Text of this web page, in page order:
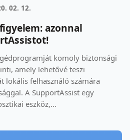
02. 12.
azonnal
komoly biztonsági
amely lehetővé teszi
lokális felhasználó számára
A SupportAssist egy
eszköz,...